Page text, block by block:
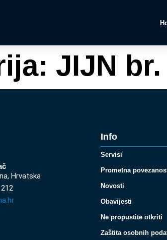
JIJN br.
Hrvatska
Info
Servisi
Prometna
Novosti
Obavijesti
Ne propustite otkriti
Zaštita osobnih